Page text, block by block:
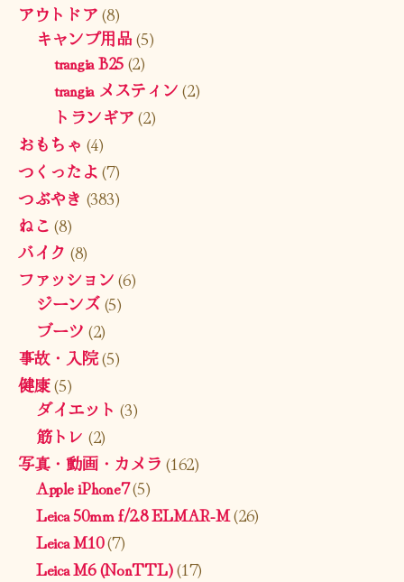
アウトドア(8)
キャンプ用品(5)
trangia B25(2)
trangia メスティン(2)
トランギア(2)
おもちゃ (4)
つくったよ(7)
つぶやき (383)
ねこ (8)
バイク (8)
ファッション(6)
ジーンズ(5)
ブーツ (2)
事故・入院(5)
健康(5)
ダイエット (3)
筋トレ (2)
写真・動画・カメラ (162)
Apple iPhone7(5)
Leica 50mm f/2.8 ELMAR-M(26)
Leica M10(7)
Leica M6 (NonTTL)(17)